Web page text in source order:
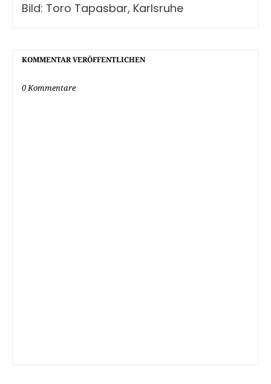
Bild: Toro Tapasbar, Karlsruhe
KOMMENTAR VERÖFFENTLICHEN
0 Kommentare